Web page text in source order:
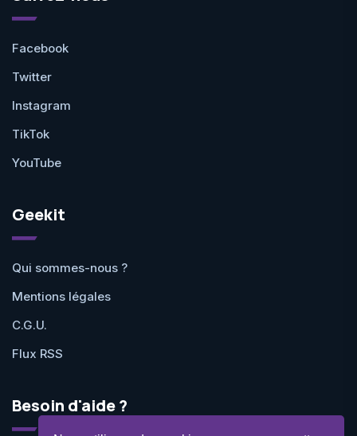
Facebook
Twitter
Instagram
TikTok
YouTube
Geekit
Qui sommes-nous ?
Mentions légales
C.G.U.
Flux RSS
Besoin d'aide ?